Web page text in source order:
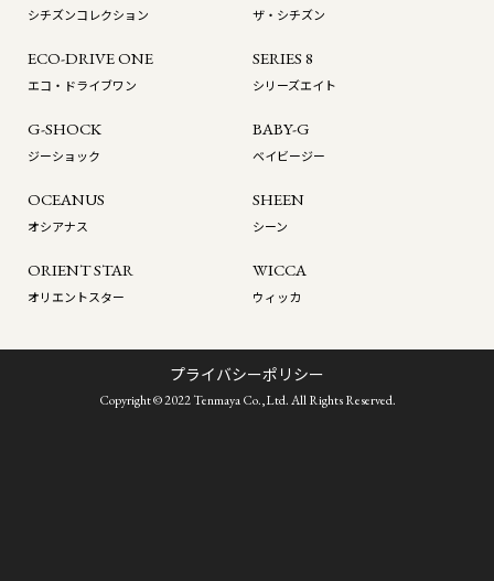
シチズンコレクション ザ・シチズン
ECO-DRIVE ONE
エコ・ドライブワン
SERIES 8
シリーズエイト
G-SHOCK
ジーショック
BABY-G
ベイビージー
OCEANUS
オシアナス
SHEEN
シーン
ORIENT STAR
オリエントスター
WICCA
ウィッカ
プライバシーポリシー
Copyright © 2022 Tenmaya Co.,Ltd. All Rights Reserved.